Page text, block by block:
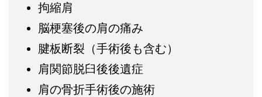
拘縮肩
脳梗塞後の肩の痛み
腱板断裂（手術後も含む）
肩関節脱臼後後遺症
肩の骨折手術後の施術